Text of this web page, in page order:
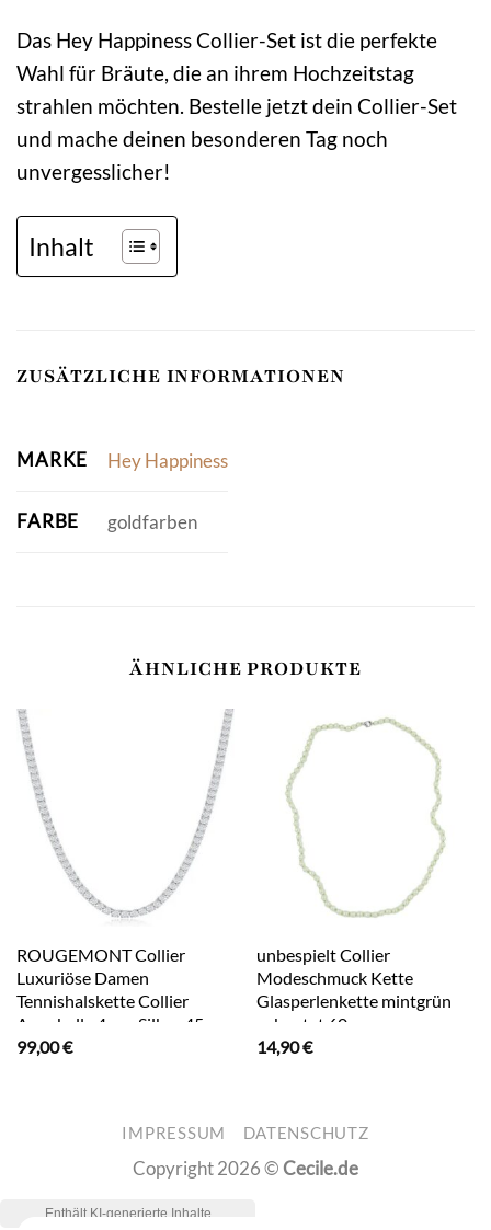
Das Hey Happiness Collier-Set ist die perfekte
Wahl für Bräute, die an ihrem Hochzeitstag
strahlen möchten. Bestelle jetzt dein Collier-Set
und mache deinen besonderen Tag noch
unvergesslicher!
Inhalt
ZUSÄTZLICHE INFORMATIONEN
MARKE Hey Happiness
FARBE goldfarben
ÄHNLICHE PRODUKTE
ROUGEMONT Collier
Luxuriöse Damen
Tennishalskette Collier
Annabella 4mm Silber 45 cm,
Wasserfest
99,00€
unbespielt Collier
Modeschmuck Kette
Glasperlenkette mintgrün
geknotet 60 cm,
Modeschmuck für Damen
14,90€
IMPRESSUM DATENSCHUTZ
Copyright 2026 ©Cecile.de